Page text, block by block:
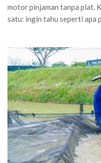
motor pinjaman tanpa plat.
satu: ingin tahu seperti apa